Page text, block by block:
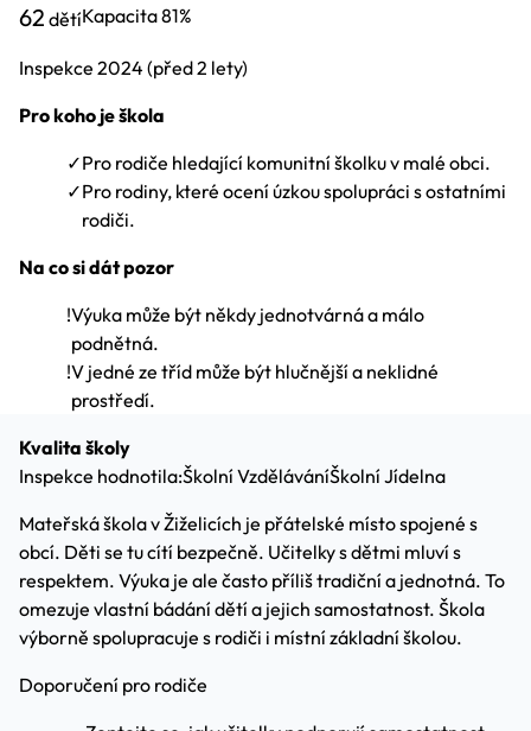
62 dětíKapacita81%
Inspekce 2024 (před 2 lety)
Pro koho je škola
✓Pro rodiče hledající komunitní školku v malé obci.
✓Pro rodiny, které ocení úzkou spolupráci s ostatními
rodiči.
Na co si dát pozor
!Výuka může být někdy jednotvárná a málo
podnětná.
!V jedné ze tříd může být hlučnější a neklidné
prostředí.
Kvalita školy
Inspekce hodnotila:Školní VzděláváníŠkolní Jídelna
Mateřská škola v Žiželicích je přátelské místo spojené s
obcí. Děti se tu cítí bezpečně. Učitelky s dětmi mluví s
respektem. Výuka je ale často příliš tradiční a jednotná. To
omezuje vlastní bádání dětí a jejich samostatnost. Škola
výborně spolupracuje s rodiči i místní základní školou.
Doporučení pro rodiče